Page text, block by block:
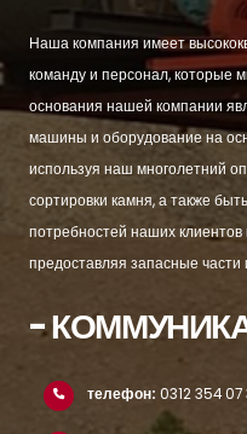
Наша компания имеет
команду и персонал, которые
основания нашей компании
машины и оборудование на
используя наш многолетний
сортировки камня, а также
потребностей наших клиентов
предоставляя запасные части
-
телефон: 0312 354 07